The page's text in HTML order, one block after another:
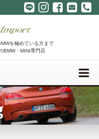
を極めている方まで
BMW・MINI専門店